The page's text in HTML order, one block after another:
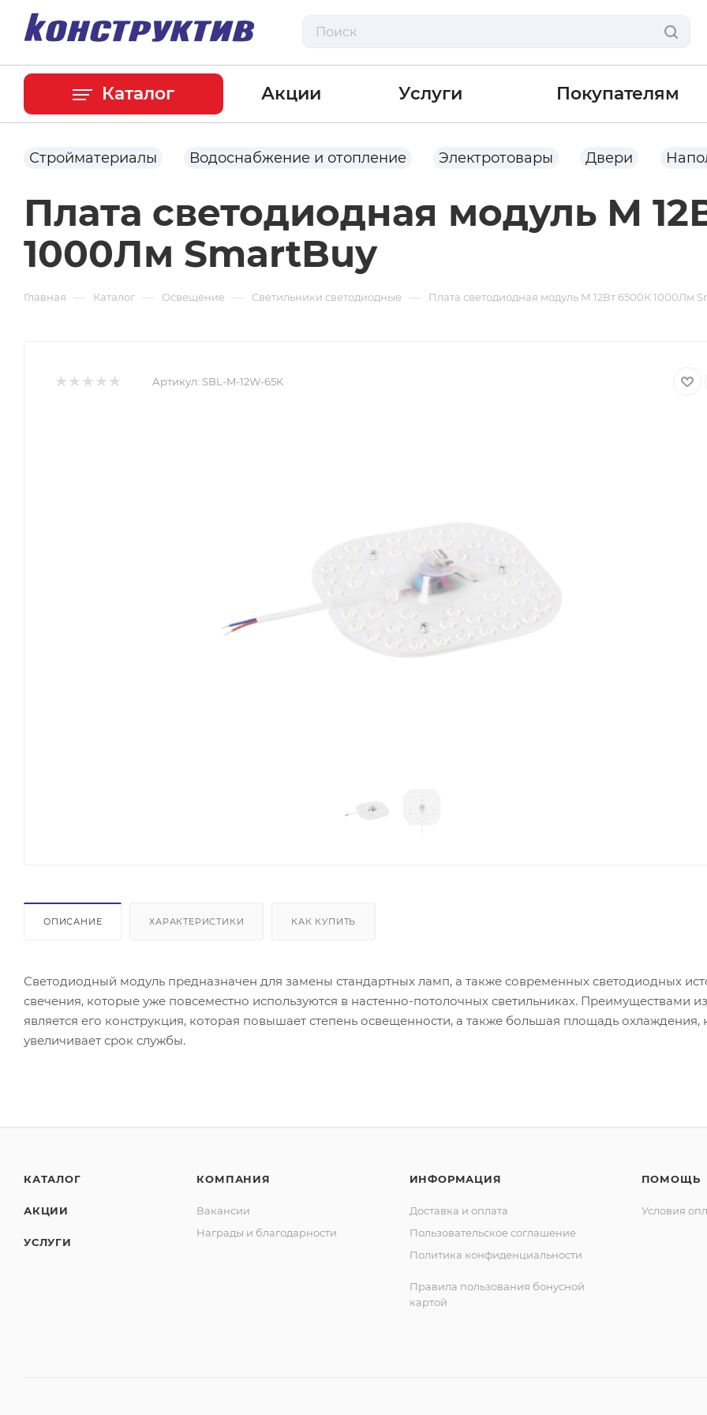
Каталог Акции Услуги Покупателям
Стройматериалы Водоснабжение и отопление Электротовары Двери
Плата светодиодная модуль М
1000Лм SmartBuy
Главная — Каталог — Освещение — Светильники светодиодные — Плата светодиодная модуль М 12Вт 6500К 1000Лм
Артикул: SBL-M-12W-65K
ОПИСАНИЕ ХАРАКТЕРИСТИКИ КАК КУПИТЬ
Светодиодный модуль предназначен для замены стандартных ламп, а также современных светодиодных
свечения, которые уже повсеместно используются в настенно-потолочных светильниках. Преимуществами
является его конструкция, которая повышает степень освещенности, а также большая площадь охлаждения,
увеличивает срок службы.
КАТАЛОГ
АКЦИИ
УСЛУГИ
КОМПАНИЯ
Вакансии
Награды и благодарности
ИНФОРМАЦИЯ
Доставка и оплата
Пользовательское соглашение
Политика конфиденциальности
Правила пользования бонусной
картой
ПОМОЩЬ
Условия